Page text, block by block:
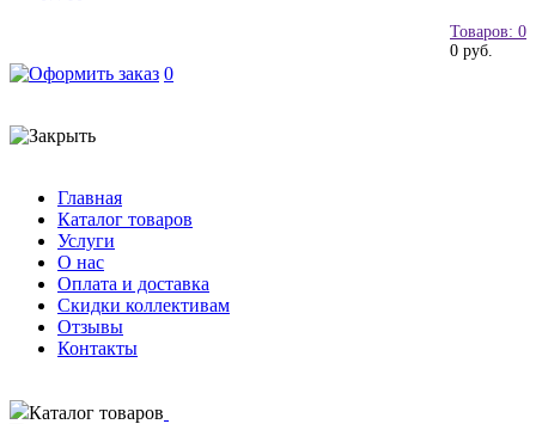
Товаров: 0
0 руб.
0
Главная
Каталог товаров
Услуги
О нас
Оплата и доставка
Скидки коллективам
Отзывы
Контакты
Каталог товаров